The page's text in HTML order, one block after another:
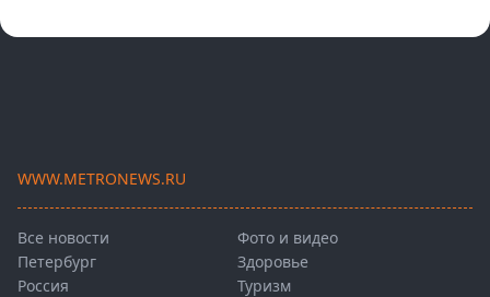
WWW.METRONEWS.RU
Все новости
Петербург
Россия
Фото и видео
Здоровье
Туризм